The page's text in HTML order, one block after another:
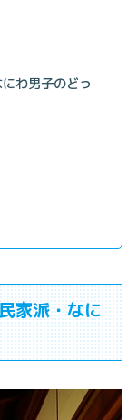
わ男子のどっ
家派・なに